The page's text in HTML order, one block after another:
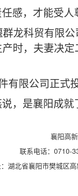
感，才能受
龙科贸有限
时，夫妻决
有限公司正式
，是襄阳成
襄阳高
联系电话：
湖北省襄阳市樊城区